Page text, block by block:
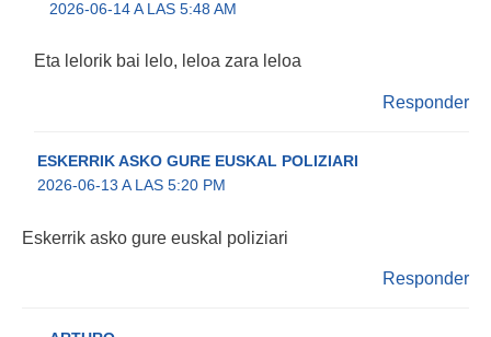
2026-06-14 A LAS 5:48 AM
Eta lelorik bai lelo, leloa zara leloa
Responder
ESKERRIK ASKO GURE EUSKAL POLIZIARI
2026-06-13 A LAS 5:20 PM
Eskerrik asko gure euskal poliziari
Responder